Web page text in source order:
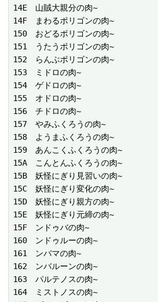
14E　山賊大親分の肉~
14F　まわるポリゴンの肉~
150　おどるポリゴンの肉~
151　うたうポリゴンの肉~
152　らんぶポリゴンの肉~
153　ミドロの肉~
154　ゲドロの肉~
155　オドロの肉~
156　チドロの肉~
157　やみふくろうの肉~
158　ようまふくろうの肉~
159　あんこくふくろうの肉~
15A　こんとんふくろうの肉~
15B　妖怪にぎり見習いの肉~
15C　妖怪にぎり変化の肉~
15D　妖怪にぎり親方の肉~
15E　妖怪にぎり元締の肉~
15F　ンドゥバの肉~
160　ンドゥルーの肉~
161　ンバマの肉~
162　ンバルーンの肉~
163　パルテノスの肉~
164　ミストノスの肉~